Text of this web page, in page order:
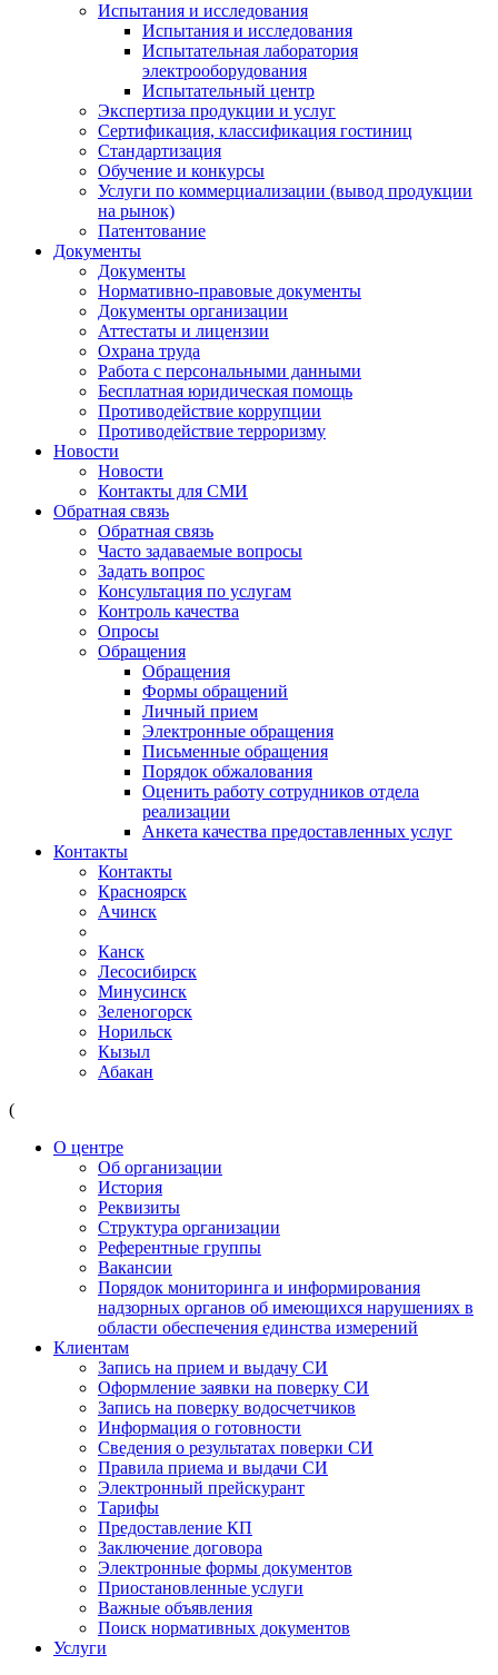
Испытания и исследования
Испытания и исследования
Испытательная лаборатория
электрооборудования
Испытательный центр
Экспертиза продукции и услуг
Сертификация, классификация гостиниц
Стандартизация
Обучение и конкурсы
Услуги по коммерциализации (вывод продукции
на рынок)
Патентование
Документы
Документы
Нормативно-правовые документы
Документы организации
Аттестаты и лицензии
Охрана труда
Работа с персональными данными
Бесплатная юридическая помощь
Противодействие коррупции
Противодействие терроризму
Новости
Новости
Контакты для СМИ
Обратная связь
Обратная связь
Часто задаваемые вопросы
Задать вопрос
Консультация по услугам
Контроль качества
Опросы
Обращения
Обращения
Формы обращений
Личный прием
Электронные обращения
Письменные обращения
Порядок обжалования
Оценить работу сотрудников отдела
реализации
Анкета качества предоставленных услуг
Контакты
Контакты
Красноярск
Ачинск
Канск
Лесосибирск
Минусинск
Зеленогорск
Норильск
Кызыл
Абакан
(
О центре
Об организации
История
Реквизиты
Структура организации
Референтные группы
Вакансии
Порядок мониторинга и информирования
надзорных органов об имеющихся нарушениях в
области обеспечения единства измерений
Клиентам
Запись на прием и выдачу СИ
Оформление заявки на поверку СИ
Запись на поверку водосчетчиков
Информация о готовности
Сведения о результатах поверки СИ
Правила приема и выдачи СИ
Электронный прейскурант
Тарифы
Предоставление КП
Заключение договора
Электронные формы документов
Приостановленные услуги
Важные объявления
Поиск нормативных документов
Услуги